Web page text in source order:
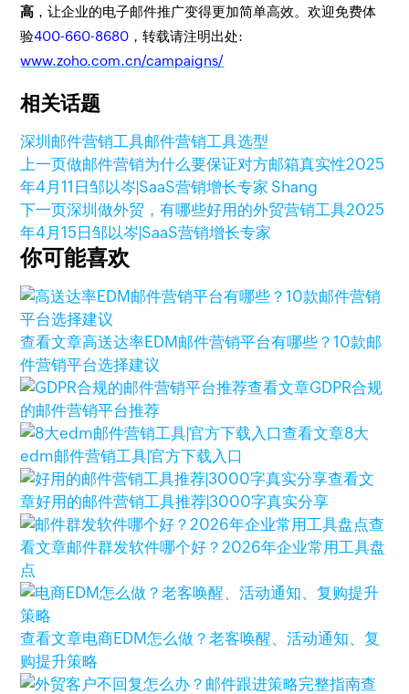
高 ，让企业的电子邮件推广变得更加简单高效。欢迎免费体
验400-660-8680 ，转载请注明出处:
www.zoho.com.cn/campaigns/
相关话题
深圳邮件营销工具邮件营销工具选型
上一页做邮件营销为什么要保证对方邮箱真实性2025
年4月11日邹以岑|SaaS营销增长专家 Shang
下一页深圳做外贸，有哪些好用的外贸营销工具2025
年4月15日邹以岑|SaaS营销增长专家
你可能喜欢
查看文章高送达率EDM邮件营销平台有哪些？10款邮
件营销平台选择建议
查看文章GDPR合规
的邮件营销平台推荐
查看文章8大
edm邮件营销工具|官方下载入口
查看文
章好用的邮件营销工具推荐|3000字真实分享
查
看文章邮件群发软件哪个好？2026年企业常用工具盘
点
查看文章电商EDM怎么做？老客唤醒、活动通知、复
购提升策略
查